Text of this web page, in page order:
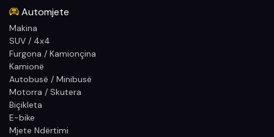
Automjete
Makina
SUV / 4x4
Furgona / Kamionçina
Kamionë
Autobusë / Minibusë
Motorra / Skutera
Biçikleta
E-bike
Mjete Ndërtimi